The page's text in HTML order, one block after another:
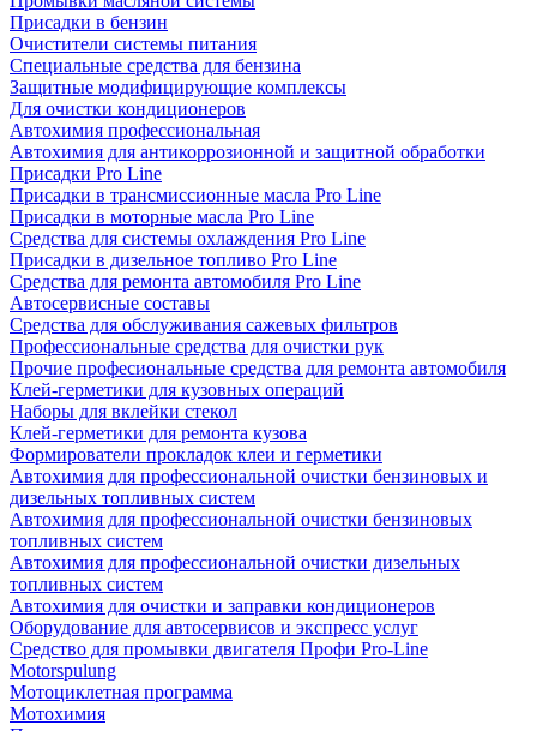
Присадки в бензин
Очистители системы питания
Специальные срeдства для бензина
Защитные модифицирующие комплексы
Для очистки кондиционеров
Автохимия профессиональная
Автохимия для антикоррозионной и защитной обработки
Присадки Pro Line
Присадки в трансмиссионные масла Pro Line
Присадки в моторные масла Pro Line
Средства для системы охлаждения Pro Line
Присадки в дизельное топливо Pro Line
Средства для ремонта автомобиля Pro Line
Автосервисные составы
Средства для обслуживания сажевых фильтров
Профессиональные средства для очистки рук
Прочие професиональные средства для ремонта автомобиля
Клей-герметики для кузовных операций
Наборы для вклейки стекол
Клей-герметики для ремонта кузова
Формирователи прокладок клеи и герметики
Автохимия для профессиональной очистки бензиновых и
дизельных топливных систем
Автохимия для профессиональной очистки бензиновых
топливных систем
Автохимия для профессиональной очистки дизельных
топливных систем
Автохимия для очистки и заправки кондиционеров
Оборудование для автосервисов и экспресс услуг
Средство для промывки двигателя Профи Pro-Line
Motorspulung
Мотоциклетная программа
Мотохимия